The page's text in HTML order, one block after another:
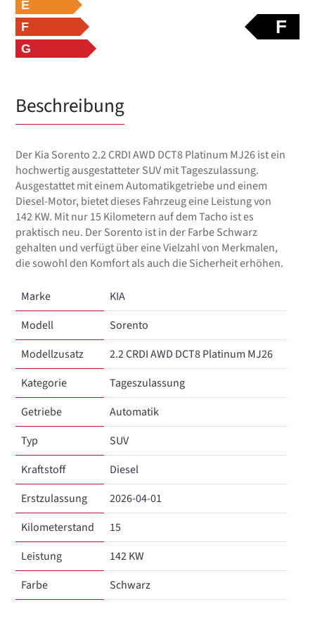
F
E
F
G
Beschreibung
Der Kia Sorento 2.2 CRDI AWD DCT8 Platinum MJ26 ist ein
hochwertig ausgestatteter SUV mit Tageszulassung.
Ausgestattet mit einem Automatikgetriebe und einem
Diesel-Motor, bietet dieses Fahrzeug eine Leistung von
142 KW. Mit nur 15 Kilometern auf dem Tacho ist es
praktisch neu. Der Sorento ist in der Farbe Schwarz
gehalten und verfügt über eine Vielzahl von Merkmalen,
die sowohl den Komfort als auch die Sicherheit erhöhen.
Marke
KIA
Modell
Sorento
Modellzusatz
2.2 CRDI AWD DCT8 Platinum MJ26
Kategorie
Tageszulassung
Getriebe
Automatik
Typ
SUV
Kraftstoff
Diesel
Erstzulassung
2026-04-01
Kilometerstand
15
Leistung
142 KW
Farbe
Schwarz